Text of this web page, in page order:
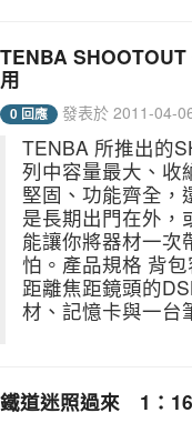
TENBA
用
0 回應 發表於 2011-04-
TENBA 所推出的
列中容量最大、收
堅固、功能齊全，
是長期出門在外，
能讓你將器材一次
怕。產品規格 背
距離焦距鏡頭的
材、記憶卡與一台
鐵道迷照過來 1：